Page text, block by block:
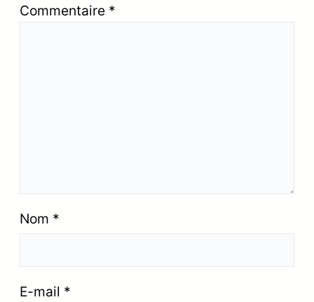
Commentaire *
Nom *
E-mail *